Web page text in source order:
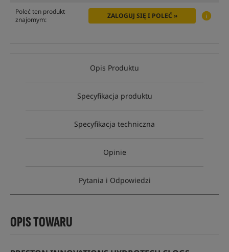
Poleć ten produkt
znajomym:
ZALOGUJ SIĘ I POLEĆ »
Opis Produktu
Specyfikacja produktu
Specyfikacja techniczna
Opinie
Pytania i Odpowiedzi
OPIS TOWARU